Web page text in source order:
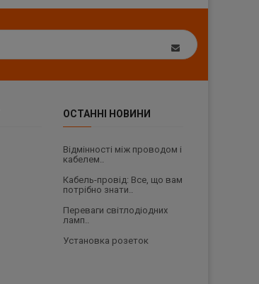
ОСТАННІ НОВИНИ
Відмінності між проводом і
кабелем..
Кабель-провід: Все, що вам
потрібно знати..
Переваги світлодіодних
ламп..
Установка розеток